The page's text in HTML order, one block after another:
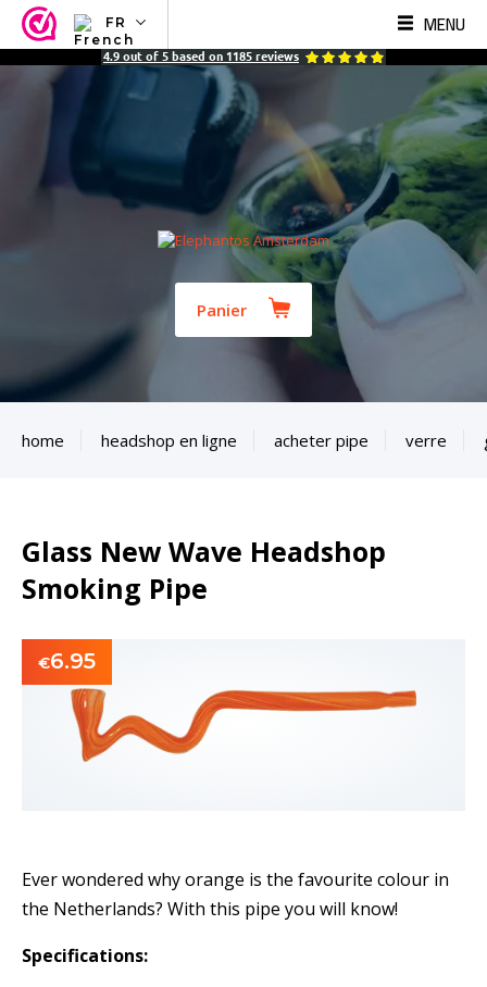
FR
NL
ES
MENU
4.9 out of 5 based on 1185 reviews
Panier
home headshop en ligne acheter pipe verre
Glass New Wave Headshop
Smoking Pipe
€6.95
Ever wondered why orange is the favourite colour in
the Netherlands? With this pipe you will know!
Specifications: